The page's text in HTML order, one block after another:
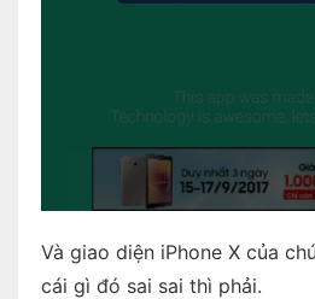
Và giao diện iPhone X của
cái gì đó sai sai thì phải.